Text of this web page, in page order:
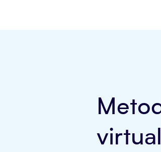
virtual